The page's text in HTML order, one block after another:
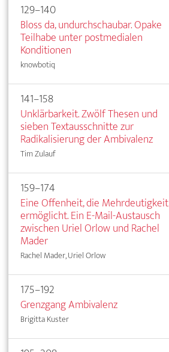
129–140
Bloss da, undurchschaubar. Opake
Teilhabe unter postmedialen
Konditionen
knowbotiq
141–158
Unklärbarkeit. Zwölf Thesen und
sieben Textausschnitte zur
Radikalisierung der Ambivalenz
Tim Zulauf
159–174
Eine Offenheit, die Mehrdeutigkeit
ermöglicht. Ein E-Mail-Austausch
zwischen Uriel Orlow und Rachel
Mader
Rachel Mader, Uriel Orlow
175–192
Grenzgang Ambivalenz
Brigitta Kuster